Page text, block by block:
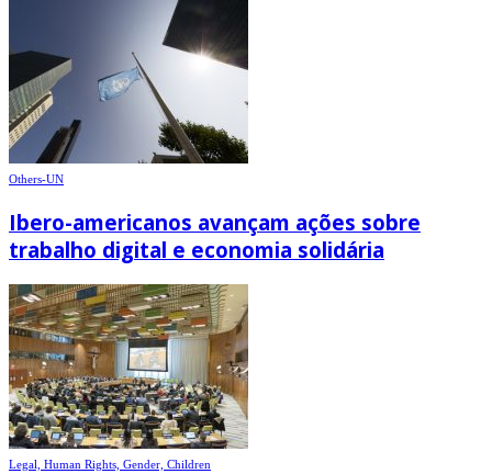
Others-UN
Ibero-americanos avançam ações sobre
trabalho digital e economia solidária
Legal, Human Rights, Gender, Children